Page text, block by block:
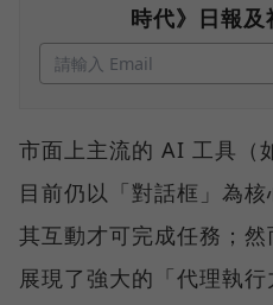
時代》日報
市面上主流的 AI 工具（
目前仍以「對話框」為
其互動才可完成任務；
展現了強大的「代理執